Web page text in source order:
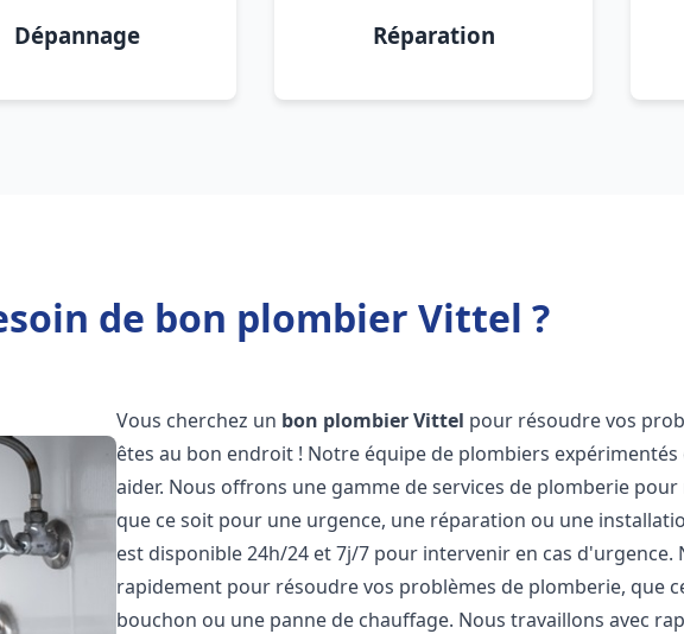
Dépannage Réparation
de bon plombier Vittel ?
Vous cherchez un bon plombierVittel pour résoudre vos
êtes au bon endroit ! Notre équipe de plombiers
aider. Nous offrons une gamme de services de plomberie
que ce soit pour une urgence, une réparation ou une
est disponible 24h/24 et 7j/7 pour intervenir en cas d'urgence.
rapidement pour résoudre vos problèmes de plomberie, que
bouchon ou une panne de chauffage. Nous travaillons avec